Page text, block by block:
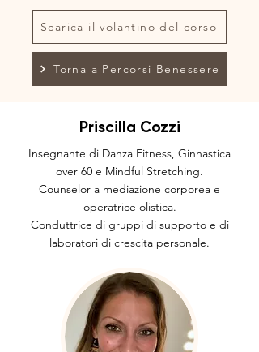
Scarica il volantino del corso
Torna a Percorsi Benessere
Priscilla Cozzi
Insegnante di Danza Fitness, Ginnastica
over 60 e Mindful Stretching.
Counselor a mediazione corporea e
operatrice olistica.
Conduttrice di gruppi di supporto e di
laboratori di crescita personale.